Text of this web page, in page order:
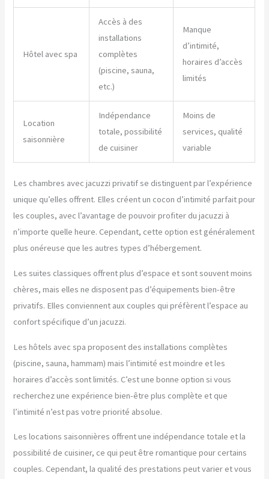
Hôtel avec spa
Accès à des
installations
complètes
(piscine, sauna,
etc.)
Manque
d’intimité,
horaires d’accès
limités
Location
saisonnière
Indépendance
totale, possibilité
de cuisiner
Moins de
services, qualité
variable
Les chambres avec jacuzzi privatif se distinguent par l’expérience
unique qu’elles offrent. Elles créent un cocon d’intimité parfait pour
les couples, avec l’avantage de pouvoir profiter du jacuzzi à
n’importe quelle heure. Cependant, cette option est généralement
plus onéreuse que les autres types d’hébergement.
Les suites classiques offrent plus d’espace et sont souvent moins
chères, mais elles ne disposent pas d’équipements bien-être
privatifs. Elles conviennent aux couples qui préfèrent l’espace au
confort spécifique d’un jacuzzi.
Les hôtels avec spa proposent des installations complètes
(piscine, sauna, hammam) mais l’intimité est moindre et les
horaires d’accès sont limités. C’est une bonne option si vous
recherchez une expérience bien-être plus complète et que
l’intimité n’est pas votre priorité absolue.
Les locations saisonnières offrent une indépendance totale et la
possibilité de cuisiner, ce qui peut être romantique pour certains
couples. Cependant, la qualité des prestations peut varier et vous